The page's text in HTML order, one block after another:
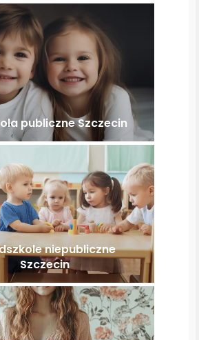
publiczne Szczecin
niepubliczne
Szczecin